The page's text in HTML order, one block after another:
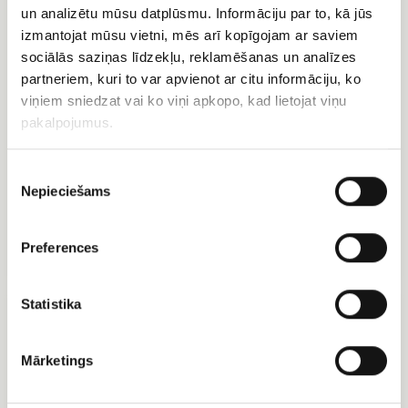
un analizētu mūsu datplūsmu. Informāciju par to, kā jūs
izmantojat mūsu vietni, mēs arī kopīgojam ar saviem
sociālās saziņas līdzekļu, reklamēšanas un analīzes
partneriem, kuri to var apvienot ar citu informāciju, ko
viņiem sniedzat vai ko viņi apkopo, kad lietojat viņu
pakalpojumus.
izvēle
Nepieciešams
Preferences
Statistika
Mārketings
цветов
Нежность
Букет цветов Нежность
EUR 64.99
пионовидных
кустовых
роз
Букет пионовидных
Букет
Жизель